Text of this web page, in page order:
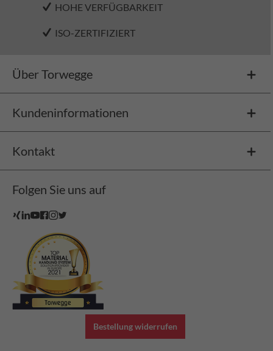
HOHE VERFÜGBARKEIT
ISO-ZERTIFIZIERT
Über Torwegge
Kundeninformationen
Kontakt
Folgen Sie uns auf
Bestellung widerrufen